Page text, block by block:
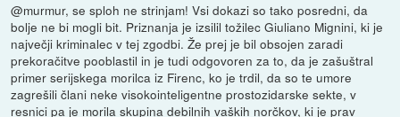
@murmur, se sploh ne strinjam! Vsi dokazi so tako posredni, da
bolje ne bi mogli bit. Priznanja je izsilil tožilec Giuliano Mignini, ki je
največji kriminalec v tej zgodbi. Že prej je bil obsojen zaradi
prekoračitve pooblastil in je tudi odgovoren za to, da je zašuštral
primer serijskega morilca iz Firenc, ko je trdil, da so te umore
zagrešili člani neke visokointeligentne prostozidarske sekte, v
resnici pa je morila skupina debilnih vaških norčkov, ki je prav